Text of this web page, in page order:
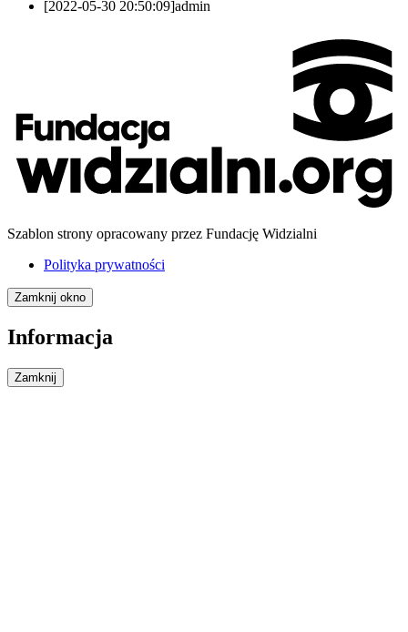
[2022-05-30 20:50:09]admin
Szablon strony opracowany przez Fundację Widzialni
Polityka prywatności
Zamknij okno
Informacja
Zamknij